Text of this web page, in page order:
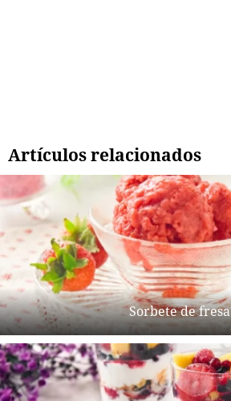
Artículos relacionados
Sorbete de fresa